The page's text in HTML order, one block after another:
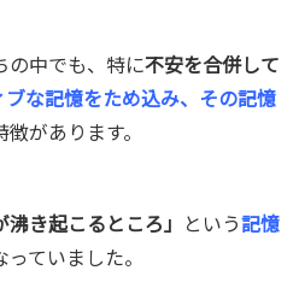
の中でも、特に不安を合併して
ブな記憶をため込み、その記憶
徴があります。
沸き起こるところ」 という記憶
ていました。